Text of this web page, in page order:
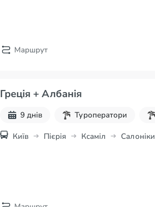
Маршрут
Греція + Албанія
9 днів Туроператори
Київ Пієрія Ксаміл Салоніки